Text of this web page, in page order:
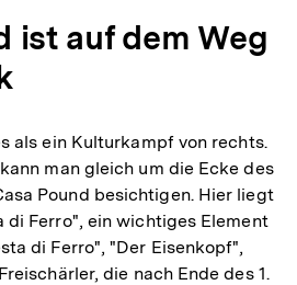
ist auf dem Weg
als ein Kulturkampf von rechts.
man gleich um die Ecke des
Pound besichtigen. Hier liegt
di Ferro", ein wichtiges Element
di Ferro", "Der Eisenkopf",
die nach Ende des 1.